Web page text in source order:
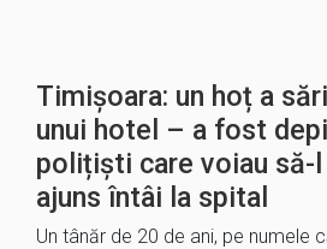
Timișoara: un hoț a
unui hotel – a fost
polițiști care voiau să-
ajuns întâi la spital
Un tânăr de 20 de ani, pe numele